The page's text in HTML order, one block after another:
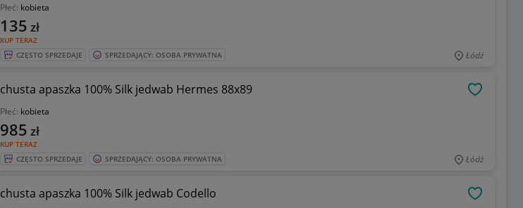
Płeć: kobieta
KUP TERAZ
135 zł
CZĘSTO SPRZEDAJE SPRZEDAJĄCY: OSOBA PRYWATNA Łódź
chusta apaszka 100% Silk jedwab Hermes 88x89
Płeć: kobieta
KUP TERAZ
985 zł
CZĘSTO SPRZEDAJE SPRZEDAJĄCY: OSOBA PRYWATNA Łódź
chusta apaszka 100% Silk jedwab Codello